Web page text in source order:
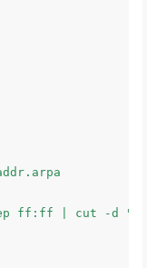
| grep ff:ff | cut -d